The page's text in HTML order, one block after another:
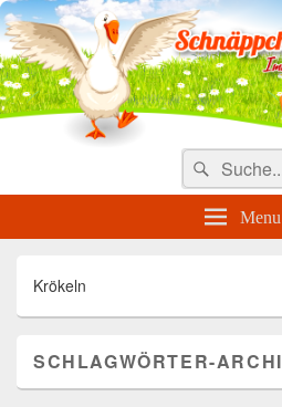
Täglich die
und
Search
for:
Suche
Menu
Krökeln
SCHLAGWÖRTER-